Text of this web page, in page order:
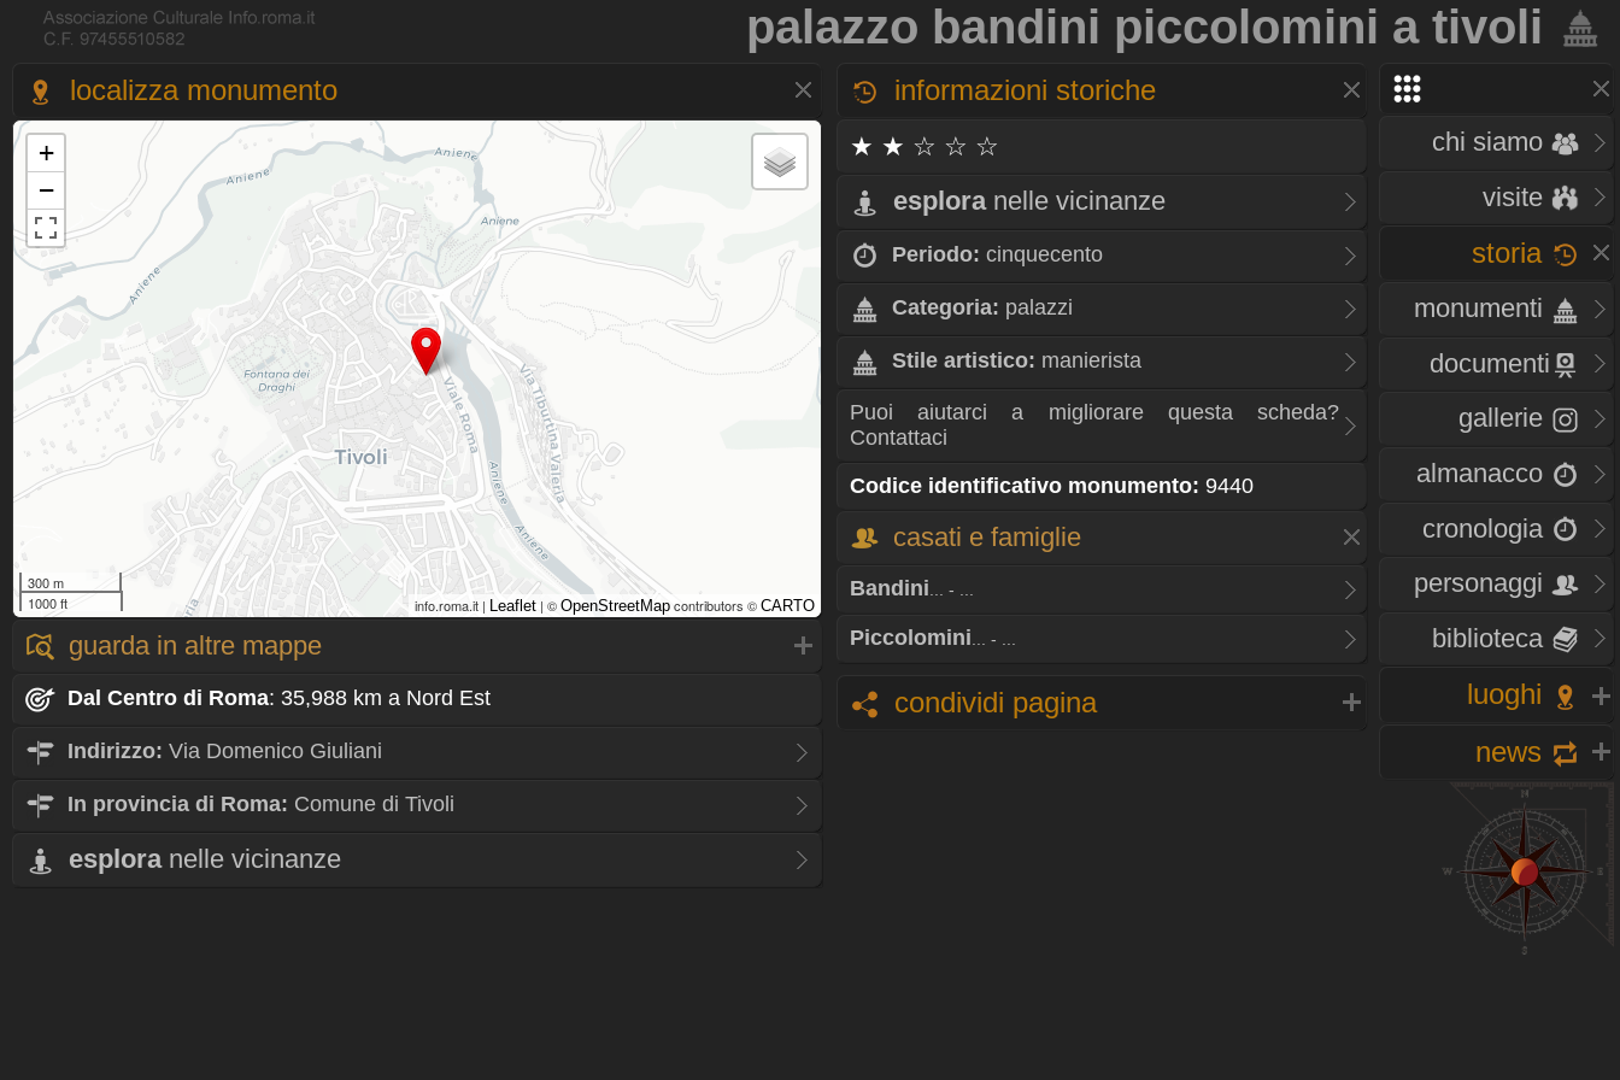
palazzo bandini piccolomini a tivoli
chi siamo
visite
storia
monumenti
documenti
gallerie
almanacco
cronologia
personaggi
biblioteca
luoghi
news
localizza monumento
+
−
300 m
1000 ft
info.roma.it | Leaflet | © OpenStreetMap contributors © CARTO
guarda in altre mappe
Dal Centro di Roma: 35,988 km a Nord Est
Indirizzo: Via Domenico Giuliani
In provincia di Roma: Comune di Tivoli
esplora nelle vicinanze
informazioni storiche
★ ★ ☆ ☆ ☆
esplora nelle vicinanze
Periodo: cinquecento
Categoria: palazzi
Stile artistico: manierista
Puoi aiutarci a migliorare questa scheda?
Contattaci
Codice identificativo monumento: 9440
casati e famiglie
Bandini... - ...
Piccolomini... - ...
condividi pagina